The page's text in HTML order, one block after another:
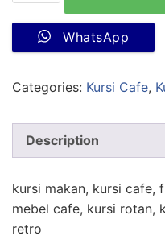
WhatsApp
Categories: Kursi Cafe,
Description
kursi makan, kursi cafe,
mebel cafe, kursi rotan,
retro